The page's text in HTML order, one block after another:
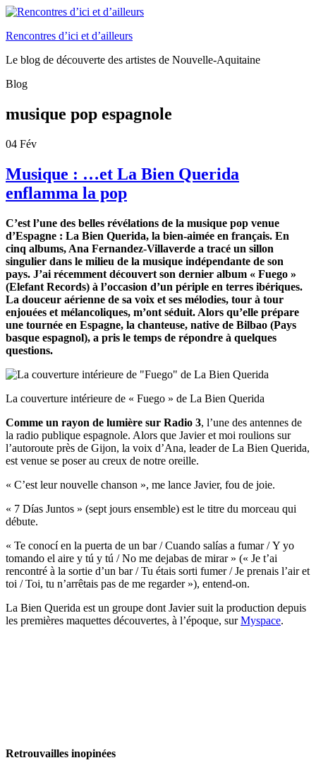
Rencontres d’ici et d’ailleurs
Le blog de découverte des artistes de Nouvelle-Aquitaine
Blog
musique pop espagnole
04 Fév
Musique : …et La Bien Querida
enflamma la pop
C’est l’une des belles révélations de la musique pop venue
d’Espagne : La Bien Querida, la bien-aimée en français. En
cinq albums, Ana Fernandez-Villaverde a tracé un sillon
singulier dans le milieu de la musique indépendante de son
pays. J’ai récemment découvert son dernier album « Fuego »
(Elefant Records) à l’occasion d’un périple en terres ibériques.
La douceur aérienne de sa voix et ses mélodies, tour à tour
enjouées et mélancoliques, m’ont séduit. Alors qu’elle prépare
une tournée en Espagne, la chanteuse, native de Bilbao (Pays
basque espagnol), a pris le temps de répondre à quelques
questions.
La couverture intérieure de « Fuego » de La Bien Querida
Comme un rayon de lumière sur Radio 3, l’une des antennes de
la radio publique espagnole. Alors que Javier et moi roulions sur
l’autoroute près de Gijon, la voix d’Ana, leader de La Bien Querida,
est venue se poser au creux de notre oreille.
« C’est leur nouvelle chanson », me lance Javier, fou de joie.
« 7 Días Juntos » (sept jours ensemble) est le titre du morceau qui
débute.
« Te conocí en la puerta de un bar /Cuando salías a fumar /Y yo
tomando el aire y tú y tú /No me dejabas de mirar » (« Je t’ai
rencontré à la sortie d’un bar / Tu étais sorti fumer / Je prenais l’air et
toi / Toi, tu n’arrêtais pas de me regarder »), entend-on.
La Bien Querida est un groupe dont Javier suit la production depuis
les premières maquettes découvertes, à l’époque, surMyspace.
Retrouvailles inopinées